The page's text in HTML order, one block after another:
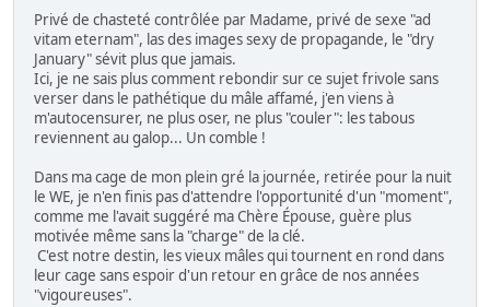
Privé de chasteté contrôlée par Madame, privé de sexe "ad
vitam eternam", las des images sexy de propagande, le "dry
January" sévit plus que jamais.
Ici, je ne sais plus comment rebondir sur ce sujet frivole sans
verser dans le pathétique du mâle affamé, j'en viens à
m'autocensurer, ne plus oser, ne plus "couler": les tabous
reviennent au galop... Un comble !
Dans ma cage de mon plein gré la journée, retirée pour la nuit
le WE, je n'en finis pas d'attendre l'opportunité d'un "moment",
comme me l'avait suggéré ma Chère Épouse, guère plus
motivée même sans la "charge" de la clé.
C'est notre destin, les vieux mâles qui tournent en rond dans
leur cage sans espoir d'un retour en grâce de nos années
"vigoureuses".